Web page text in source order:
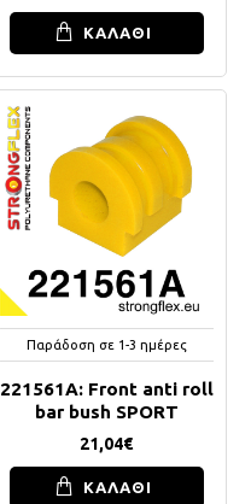
ΚΑΛΑΘΙ
Παράδοση σε 1-3 ημέρες
221561A: Front anti roll
bar bush SPORT
21,04€
ΚΑΛΑΘΙ